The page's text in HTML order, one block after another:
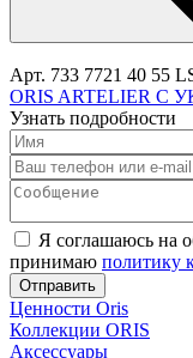
Арт. 733 7721 40 55
ORIS ARTELIER С
Узнать подробности
Я соглашаюсь на
принимаю политику
Отправить
Ценности Oris
Коллекции ORIS
Аксессуары